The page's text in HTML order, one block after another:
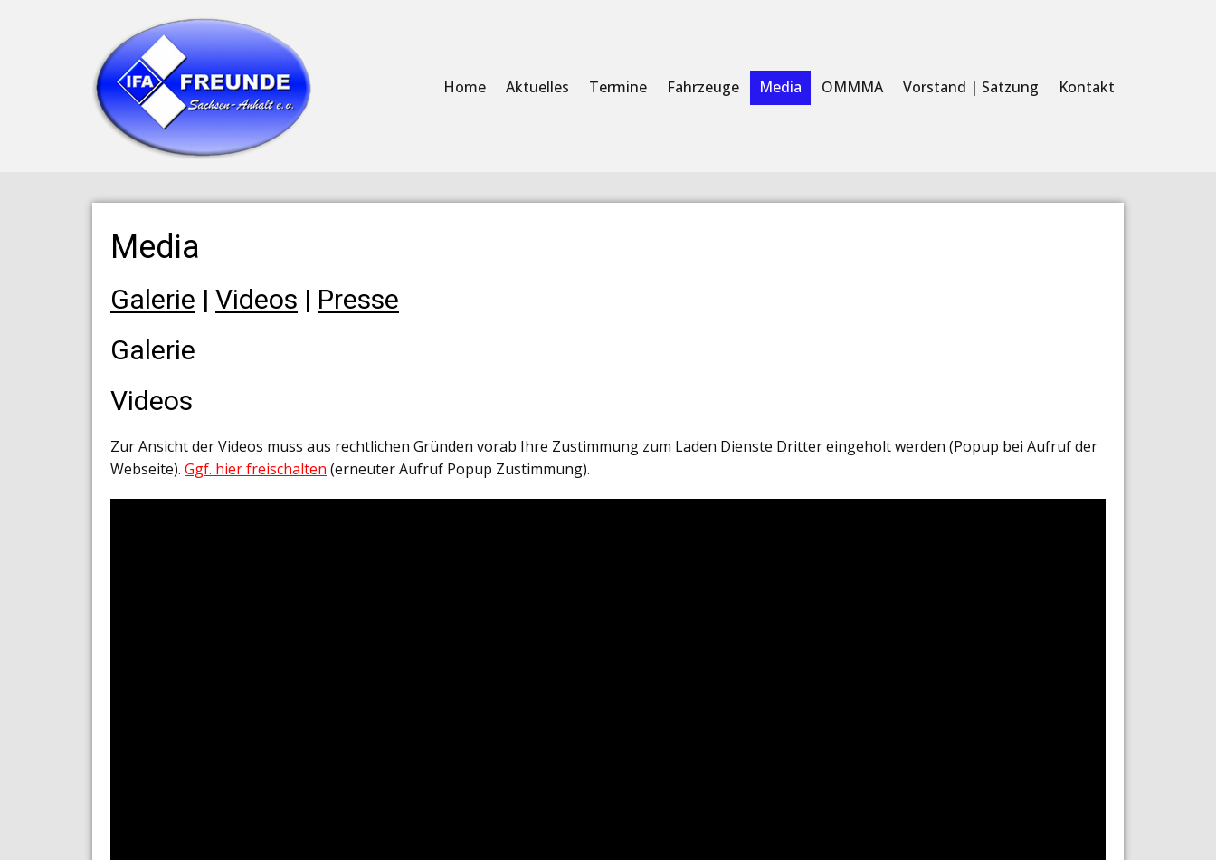
Home Aktuelles Termine Fahrzeuge Media OMMMA Vorstand | Satzung Kontakt
Media
Galerie | Videos | Presse
Galerie
Videos
Zur Ansicht der Videos muss aus rechtlichen Gründen vorab Ihre Zustimmung zum Laden Dienste Dritter eingeholt werden (Popup bei Aufruf der
Webseite). Ggf. hier freischalten (erneuter Aufruf Popup Zustimmung).